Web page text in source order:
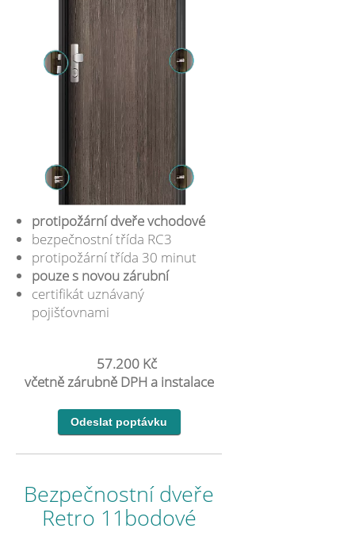
protipožární dveře vchodové
bezpečnostní třída RC3
protipožární třída 30 minut
pouze s novou zárubní
certifikát uznávaný
pojišťovnami
57.200 Kč
včetně zárubně DPH a instalace
Bezpečnostní dveře
Retro 11bodové